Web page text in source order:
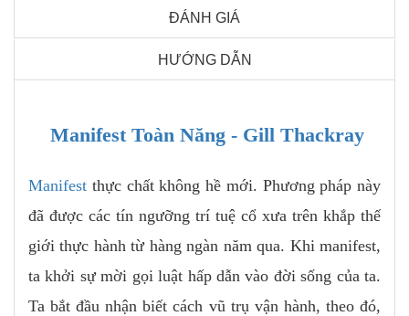
ĐÁNH GIÁ
HƯỚNG DẪN
Manifest Toàn Năng - Gill Thackray
Manifest thực chất không hề mới. Phương pháp này
đã được các tín ngưỡng trí tuệ cổ xưa trên khắp thế
giới thực hành từ hàng ngàn năm qua. Khi manifest,
ta khởi sự mời gọi luật hấp dẫn vào đời sống của ta.
Ta bắt đầu nhận biết cách vũ trụ vận hành, theo đó,